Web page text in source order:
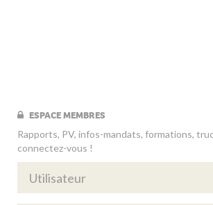
ESPACE MEMBRES
Rapports, PV, infos-mandats, formations,
connectez-vous !